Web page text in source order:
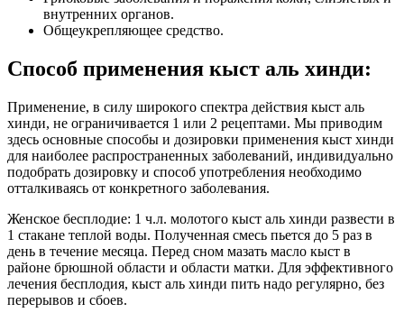
внутренних органов.
Общеукрепляющее средство.
Способ применения кыст аль хинди:
Применение, в силу широкого спектра действия кыст аль
хинди, не ограничивается 1 или 2 рецептами. Мы приводим
здесь основные способы и дозировки применения кыст хинди
для наиболее распространенных заболеваний, индивидуально
подобрать дозировку и способ употребления необходимо
отталкиваясь от конкретного заболевания.
Женское бесплодие: 1 ч.л. молотого кыст аль хинди развести в
1 стакане теплой воды. Полученная смесь пьется до 5 раз в
день в течение месяца. Перед сном мазать масло кыст в
районе брюшной области и области матки. Для эффективного
лечения бесплодия, кыст аль хинди пить надо регулярно, без
перерывов и сбоев.